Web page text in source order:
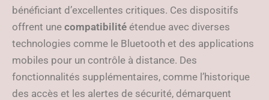
bénéficiant d’excellentes critiques. Ces dispositifs
offrent une compatibilité étendue avec diverses
technologies comme le Bluetooth et des applications
mobiles pour un contrôle à distance. Des
fonctionnalités supplémentaires, comme l’historique
des accès et les alertes de sécurité, démarquent